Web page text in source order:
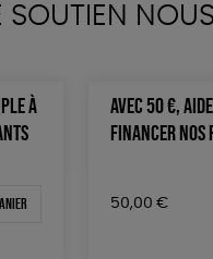
SOUTIEN
À
AVEC 50 €,
FINANCER NOS
50,00 €